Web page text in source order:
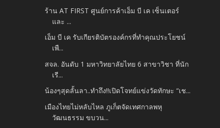
ร้าน AT FIRST ศูนย์การค้าเอ็ม บี เค เซ็นเตอร์
และ ...
เอ็ม บี เค รับเกียรติบัตรองค์กรที่ทำคุณประโยชน์
เพื...
สจล. อันดับ 1 มหาวิทยาลัยไทย 6 สาขาวิชา ที่นัก
เรี...
น้องๆสุดลั้นลา..ทำถึง!!เปิดโจทย์แข่งวัดทักษะ “เช...
เมืองไทยไม่หลับไหล ภูเก็ตจัดเทศกาลพหุ
วัฒนธรรม ขบวน...